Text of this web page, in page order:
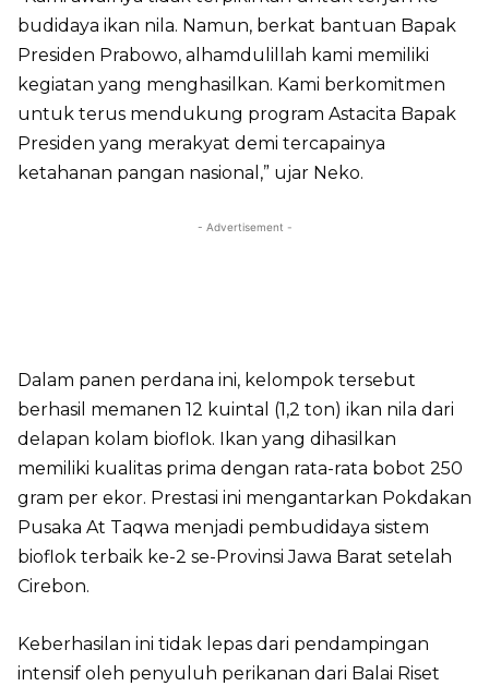
budidaya ikan nila. Namun, berkat bantuan Bapak
Presiden Prabowo, alhamdulillah kami memiliki
kegiatan yang menghasilkan. Kami berkomitmen
untuk terus mendukung program Astacita Bapak
Presiden yang merakyat demi tercapainya
ketahanan pangan nasional,” ujar Neko.
- Advertisement -
Dalam panen perdana ini, kelompok tersebut
berhasil memanen 12 kuintal (1,2 ton) ikan nila dari
delapan kolam bioflok. Ikan yang dihasilkan
memiliki kualitas prima dengan rata-rata bobot 250
gram per ekor. Prestasi ini mengantarkan Pokdakan
Pusaka At Taqwa menjadi pembudidaya sistem
bioflok terbaik ke-2 se-Provinsi Jawa Barat setelah
Cirebon.
Keberhasilan ini tidak lepas dari pendampingan
intensif oleh penyuluh perikanan dari Balai Riset